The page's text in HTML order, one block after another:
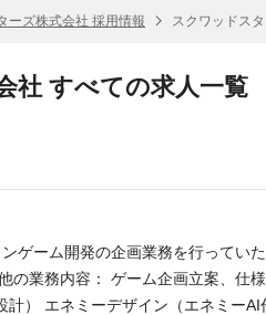
ーズ株式会社 採用情報 スクワッドス
社 すべての求人一覧
ゲーム開発の企画業務を行ってい
の業務内容： ゲーム企画立案、仕
計） エネミーデザイン（エネミー